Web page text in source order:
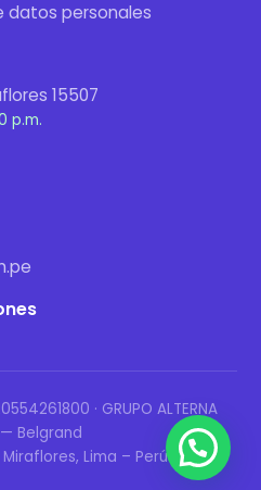
datos personales
15507
p.m.
· GRUPO ALTERNA
— Belgrand
Lima – Perú